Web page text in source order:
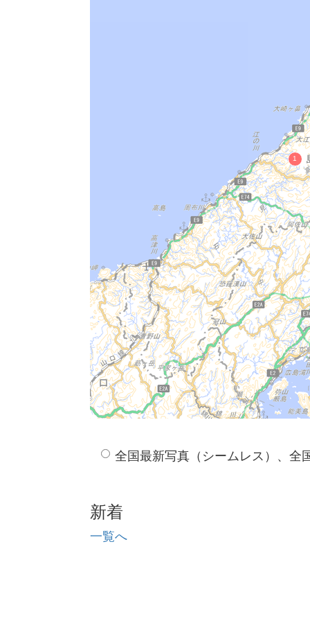
全国最新写真（シームレス）、全
新着
一覧へ